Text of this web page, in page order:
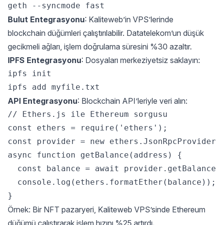
Bulut Entegrasyonu: Kaliteweb’in VPS’lerinde
blockchain düğümleri çalıştırılabilir. Datatelekom’un düşük
gecikmeli ağları, işlem doğrulama süresini %30 azaltır.
IPFS Entegrasyonu: Dosyaları merkeziyetsiz saklayın:
ipfs init
API Entegrasyonu: Blockchain API’leriyle veri alın:
// Ethers.js ile Ethereum sorgusu
const ethers = require('ethers');
const provider = new
async function getBalance(address) {
const balance = await
Örnek: Bir NFT pazaryeri, Kaliteweb VPS’sinde Ethereum
düğümü çalıştırarak işlem hızını %25 artırdı.